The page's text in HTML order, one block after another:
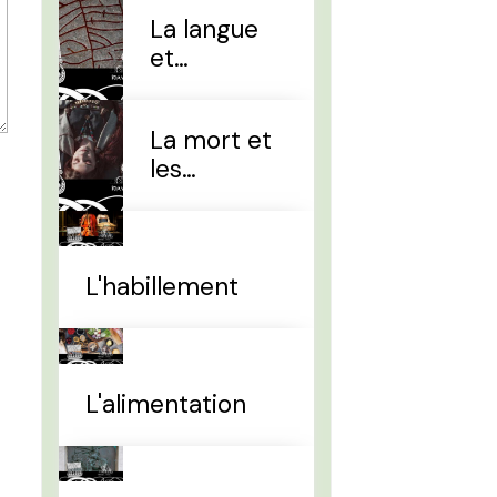
La langue
et
La mort et
les
L'habillement
L'alimentation